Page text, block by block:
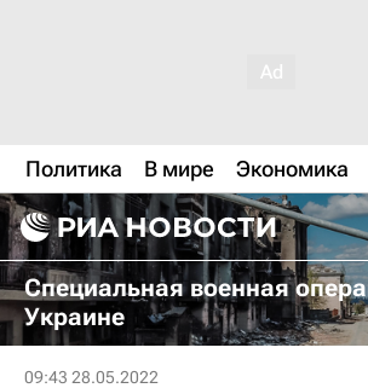
Политика В мире Экономика
Специальная военная
Украине
09:43 28.05.2022